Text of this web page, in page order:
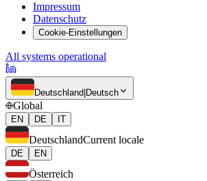
Impressum
Datenschutz
Cookie-Einstellungen
All systems operational
Deutschland Deutsch
Global
EN DE IT
DeutschlandCurrent locale
DE EN
Österreich